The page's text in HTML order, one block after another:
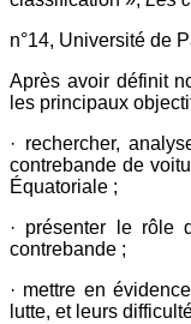
n°14, Université de
Après avoir définit
les principaux
· rechercher,
contrebande de
Équatoriale ;
· présenter le rôle
contrebande ;
· mettre en
lutte, et leurs